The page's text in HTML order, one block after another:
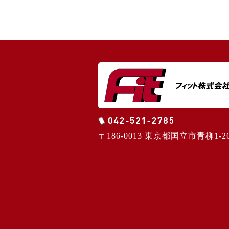
〒186-0013 東京都国立市青柳1-